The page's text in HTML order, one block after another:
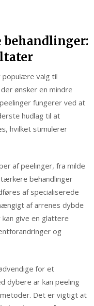
behandlinger:
populære valg til
ønsker en mindre
fungerer ved at
hudlag til at
hvilket stimulerer
af peelinger, fra milde
behandlinger
af specialiserede
af arrenes dybde
give en glattere
og
for et
dybere ar kan peeling
Det er vigtigt at